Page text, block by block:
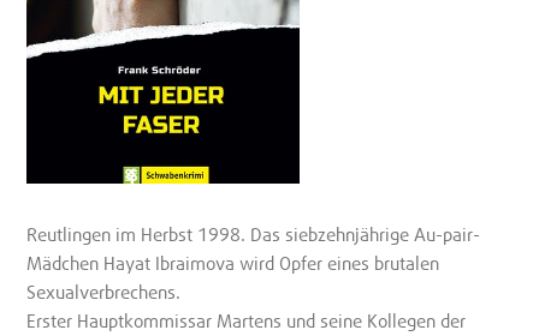
Reutlingen im Herbst 1998. Das siebzehnjährige Au-pair-
Mädchen Hayat Ibraimova wird Opfer eines brutalen
Sexualverbrechens.
Erster Hauptkommissar Martens und seine Kollegen der